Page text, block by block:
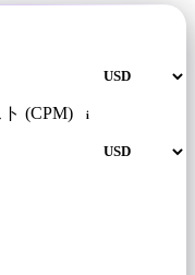
(CPM) i